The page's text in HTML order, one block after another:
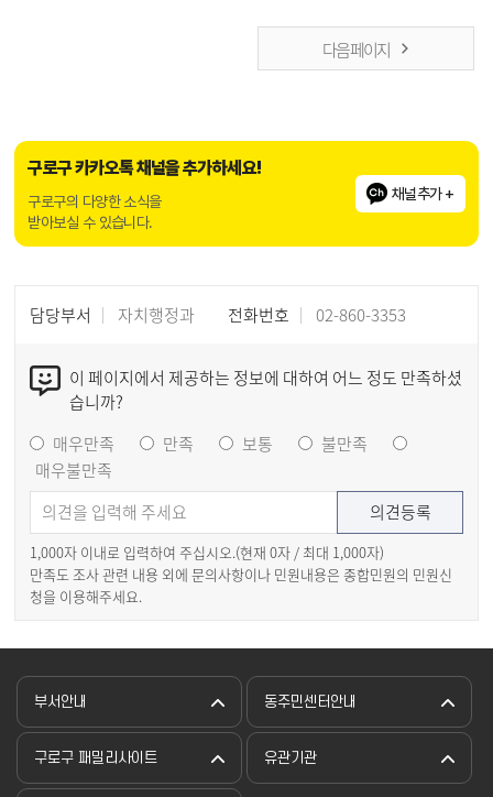
다음 페이지
구로구 카카오톡 채널을 추가하세요!
구로구의 다양한 소식을
받아보실 수 있습니다.
채널추가 +
담당부서 자치행정과 전화번호 02-860-3353
이 페이지에서 제공하는 정보에 대하여 어느 정도 만족하셨
습니까?
매우만족
만족 보통
불만족
매우불만족
1,000자 이내로 입력하여 주십시오.(현재 0자 / 최대 1,000자)
만족도 조사 관련 내용 외에 문의사항이나 민원내용은 종합민원의 민원신
청을 이용해주세요.
부서안내 동주민센터안내
구로구 패밀리사이트 유관기관